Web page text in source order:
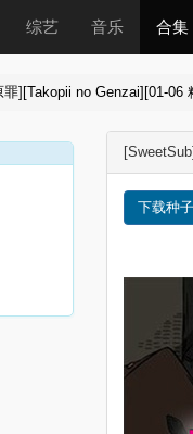
综艺 音乐 合集
][Takopii no Genzai][01-06
下载种子